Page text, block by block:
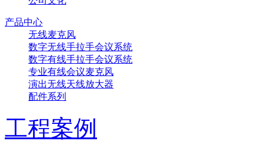
产品中心
无线麦克风
数字无线手拉手会议系统
数字有线手拉手会议系统
专业有线会议麦克风
演出无线天线放大器
配件系列
工程案例